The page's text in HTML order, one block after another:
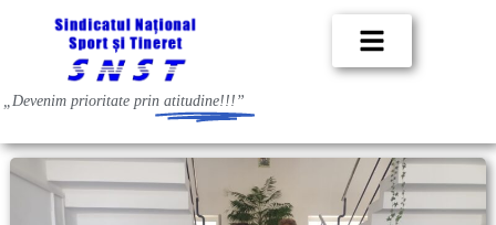
„Devenim prioritate prin atitudine!!!”